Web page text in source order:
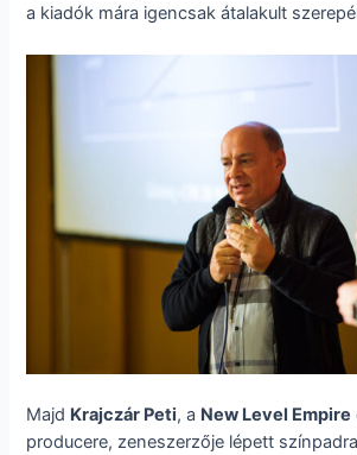
a kiadók mára igencsak átalakult
Majd Krajczár Peti, a New Level Empire
producere, zeneszerzője lépett